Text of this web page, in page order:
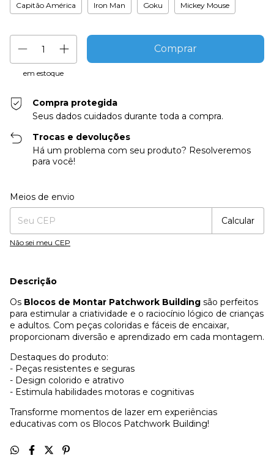
Capitão América Iron Man Goku Mickey Mouse
em estoque
Compra protegida
Seus dados cuidados durante toda a compra.
Trocas e devoluções
Há um problema com seu produto? Resolveremos
para você!
Entregas para o CEP:
Meios de envio
Calcular
Não sei meu CEP
Descrição
Os Blocos de Montar Patchwork Building são perfeitos
para estimular a criatividade e o raciocínio lógico de crianças
e adultos. Com peças coloridas e fáceis de encaixar,
proporcionam diversão e aprendizado em cada montagem.
Destaques do produto:
- Peças resistentes e seguras
- Design colorido e atrativo
- Estimula habilidades motoras e cognitivas
Transforme momentos de lazer em experiências
educativas com os Blocos Patchwork Building!